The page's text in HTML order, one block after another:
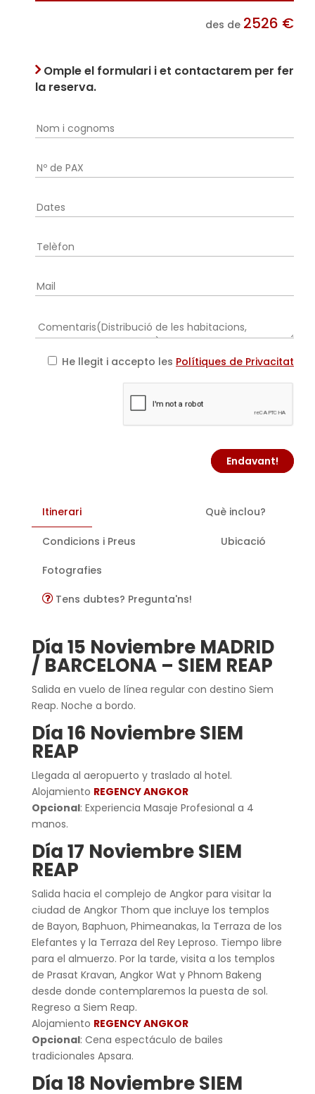
des de 2526 €
Omple el formulari i et contactarem per fer
la reserva.
He llegit i accepto les Polítiques de Privacitat
Endavant!
Itinerari Què inclou?
Condicions i Preus Ubicació
Fotografies
Tens dubtes? Pregunta'ns!
Día 15 Noviembre MADRID
/ BARCELONA – SIEM REAP
Salida en vuelo de línea regular con destino Siem
Reap. Noche a bordo.
Día 16 Noviembre SIEM
REAP
Llegada al aeropuerto y traslado al hotel.
Alojamiento REGENCY ANGKOR
Opcional: Experiencia Masaje Profesional a 4
manos.
Día 17 Noviembre SIEM
REAP
Salida hacia el complejo de Angkor para visitar la
ciudad de Angkor Thom que incluye los templos
de Bayon, Baphuon, Phimeanakas, la Terraza de los
Elefantes y la Terraza del Rey Leproso. Tiempo libre
para el almuerzo. Por la tarde, visita a los templos
de Prasat Kravan, Angkor Wat y Phnom Bakeng
desde donde contemplaremos la puesta de sol.
Regreso a Siem Reap.
Alojamiento REGENCY ANGKOR
Opcional: Cena espectáculo de bailes
tradicionales Apsara.
Día 18 Noviembre SIEM